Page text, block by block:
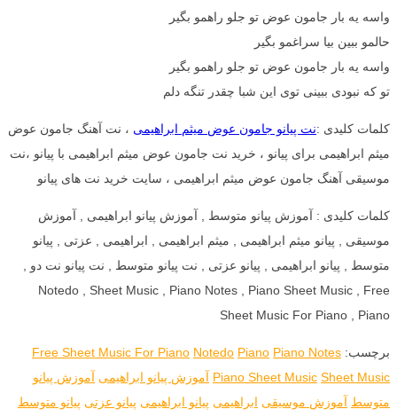
واسه یه بار جامون عوض تو جلو راهمو بگیر
حالمو ببین بیا سراغمو بگیر
واسه یه بار جامون عوض تو جلو راهمو بگیر
تو که نبودی ببینی توی این شبا چقدر تنگه دلم
کلمات کلیدی :نت پیانو جامون عوض میثم ابراهیمی ، نت آهنگ جامون عوض
میثم ابراهیمی برای پیانو ، خرید نت جامون عوض میثم ابراهیمی با پیانو ،نت
موسیقی آهنگ جامون عوض میثم ابراهیمی ، سایت خرید نت های پیانو
کلمات کلیدی : آموزش پیانو متوسط , آموزش پیانو ابراهیمی , آموزش
موسیقی , پیانو میثم ابراهیمی , میثم ابراهیمی , ابراهیمی , عزتی , پیانو
متوسط , پیانو ابراهیمی , پیانو عزتی , نت پیانو متوسط , نت پیانو نت دو ,
Notedo , Sheet Music , Piano Notes , Piano Sheet Music , Free
Sheet Music For Piano , Piano
برچسب: Free Sheet Music For Piano Notedo Piano Piano Notes
Piano Sheet Music Sheet Music آموزش پیانو ابراهیمی آموزش پیانو
متوسط آموزش موسیقی ابراهیمی پیانو ابراهیمی پیانو عزتی پیانو متوسط